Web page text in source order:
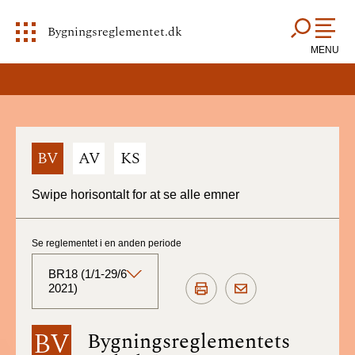
Bygningsreglementet.dk
MENU
BV AV KS
Swipe horisontalt for at se alle emner
BV Bygningsreglementets
Se reglementet i en anden periode
BR18 (1/1-29/6
2021)
BR18 (Aktuelt)